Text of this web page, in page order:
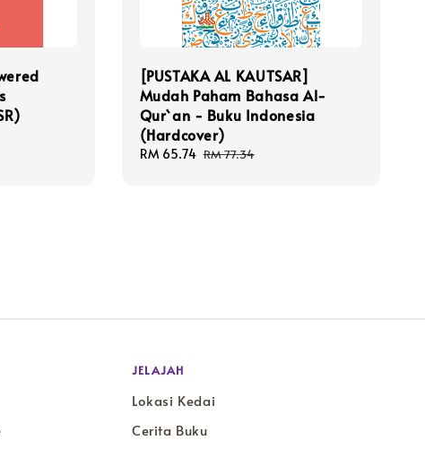
[PUSTAKA AL KAUTSAR]
Mudah Paham Bahasa Al-
Qur`an - Buku Indonesia
(Hardcover)
Sale
RM 65.74 Regular
RM 77.34
JELAJAH
Lokasi Kedai
Cerita Buku